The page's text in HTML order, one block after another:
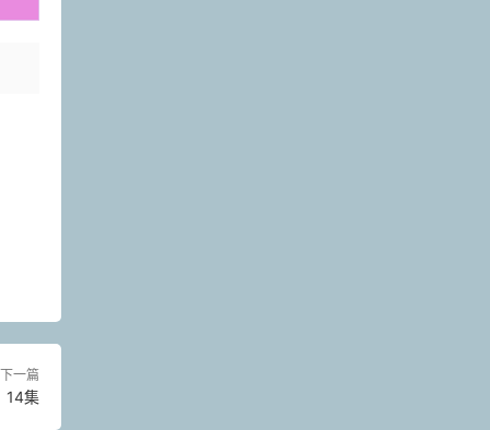
下一篇
14集